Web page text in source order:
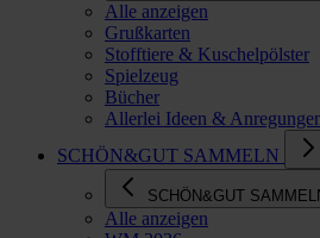
Alle anzeigen
Grußkarten
Stofftiere & Kuschelpölster
Spielzeug
Bücher
Allerlei Ideen &
SCHÖN&GUT SAMMELN
SCHÖN&GUT
Alle anzeigen